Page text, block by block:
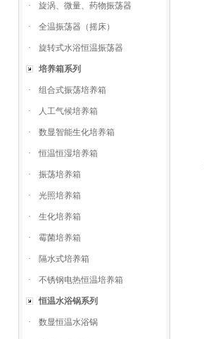
· 旋涡、微量、药物振荡器
· 全温振荡器（摇床）
· 旋转式水浴恒温振荡器
培养箱系列
· 组合式振荡培养箱
· 人工气候培养箱
· 数显智能生化培养箱
· 恒温恒湿培养箱
· 振荡培养箱
· 光照培养箱
· 生化培养箱
· 霉菌培养箱
· 隔水式培养箱
· 不锈钢电热恒温培养箱
恒温水浴锅系列
· 数显恒温水浴锅